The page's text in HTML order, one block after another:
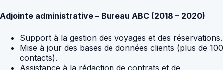
Adjointe administrative – Bureau ABC (2018 – 2020)
Support à la gestion des voyages et des réservations.
Mise à jour des bases de données clients (plus de 100
contacts).
Assistance à la rédaction de contrats et de